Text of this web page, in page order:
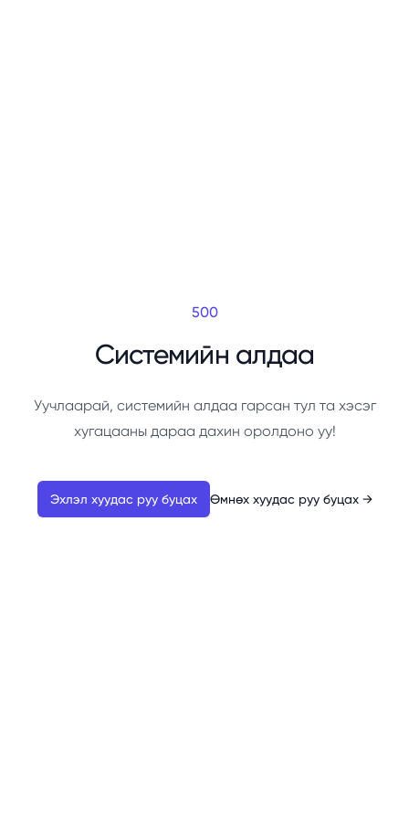
500
Системийн алдаа
Уучлаарай, системийн алдаа гарсан тул та хэсэг
хугацааны дараа дахин оролдоно уу!
Эхлэл хуудас руу буцах Өмнөх хуудас руу буцах →